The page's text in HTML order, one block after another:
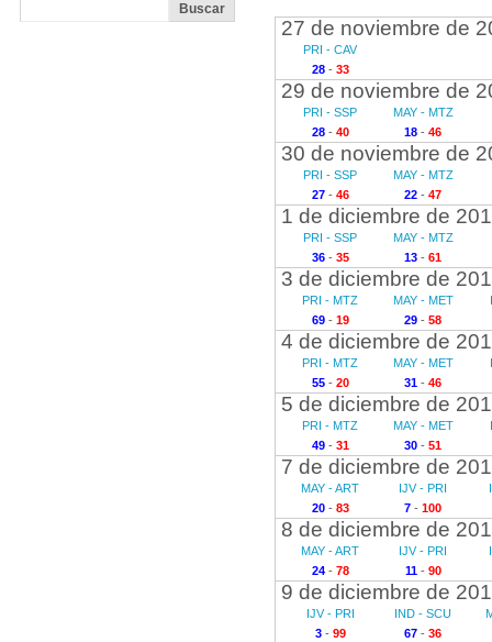
27 de noviembre de
PRI - CAV
28- 33
29 de noviembre de
PRI - SSP
28- 40
MAY - MTZ
18 - 46
30 de noviembre de
PRI - SSP
27- 46
MAY - MTZ
22 - 47
1 de diciembre de
PRI - SSP
36- 35
MAY - MTZ
13 - 61
3 de diciembre de
PRI - MTZ
69- 19
MAY - MET
29 - 58
4 de diciembre de
PRI - MTZ
55- 20
MAY - MET
31 - 46
5 de diciembre de
PRI - MTZ
49- 31
MAY - MET
30 - 51
7 de diciembre de
MAY - ART
20- 83
IJV - PRI
7 - 100
8 de diciembre de
MAY - ART
24- 78
IJV - PRI
11- 90
9 de diciembre de
IJV - PRI
3- 99
IND - SCU
67 - 36